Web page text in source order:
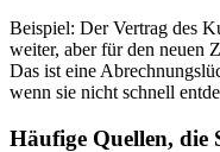
Beispiel: Der Vertrag des
weiter, aber für den neuen
Das ist eine
wenn sie nicht schnell
Häufige Quellen, die